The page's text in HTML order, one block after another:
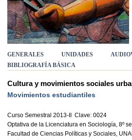
GENERALES UNIDADES
BIBLIOGRAFÍA BÁSICA
Cultura y movimientos sociales
Movimientos estudiantiles
Curso Semestral 2013-II
Clave: 0024
Optativa de la Licenciatura en Sociología, 8º
Facultad de Ciencias Políticas y Sociales,